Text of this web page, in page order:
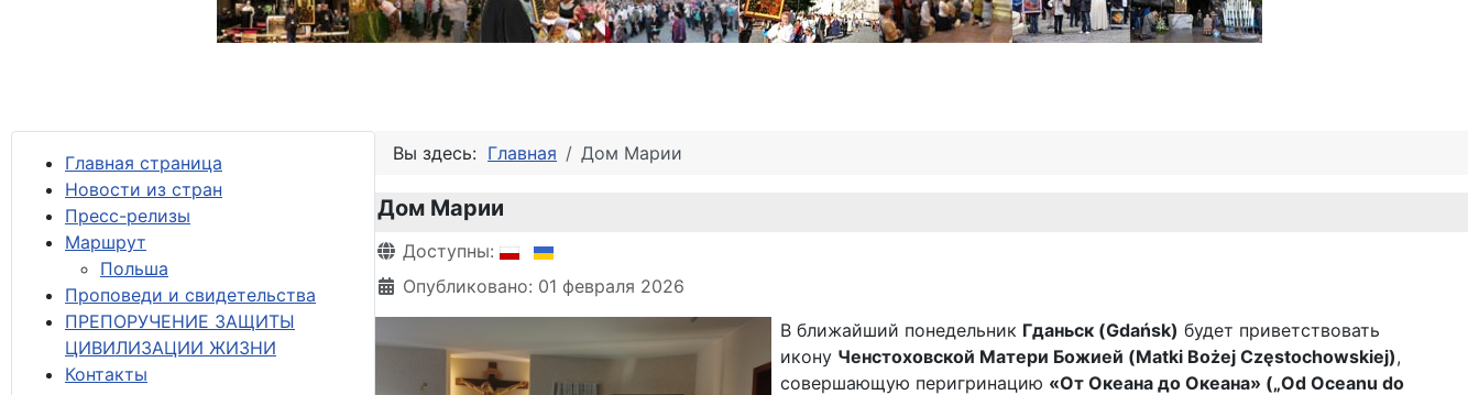
Главная страница
Новости из стран
Пресс-релизы
Маршрут
Польша
Проповеди и свидетельства
ПРЕПОРУЧЕНИЕ ЗАЩИТЫ
ЦИВИЛИЗАЦИИ ЖИЗНИ
Контакты
Вы здесь: Главная Дом Марии
Дом Марии
Информация о материале
Доступны:
Опубликовано: 01 февраля 2026
В ближайший понедельник Гданьск (Gdańsk) будет приветствовать
икону Ченстоховской Матери Божией (Matki Bożej Częstochowskiej),
совершающую перигринацию «От Океана до Океана» („Od Oceanu do